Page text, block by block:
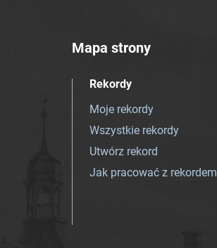
Mapa strony
Rekordy
Moje rekordy
Wszystkie rekordy
Utwórz rekord
Jak pracować z rekordem